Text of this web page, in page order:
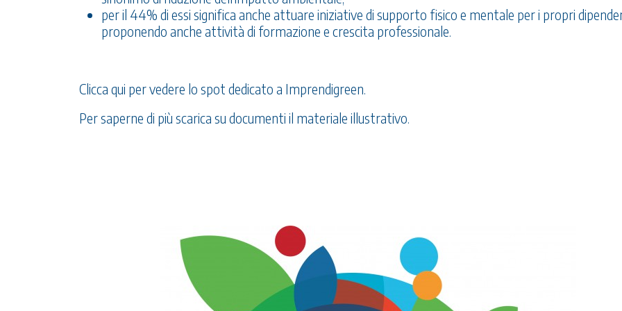
per il 44% di essi significa anche attuare iniziative di supporto fisico e mentale per i propri
proponendo anche attività di formazione e crescita professionale.
Clicca qui per vedere lo spot dedicato a Imprendigreen.
Per saperne di più scarica su documenti il materiale illustrativo.